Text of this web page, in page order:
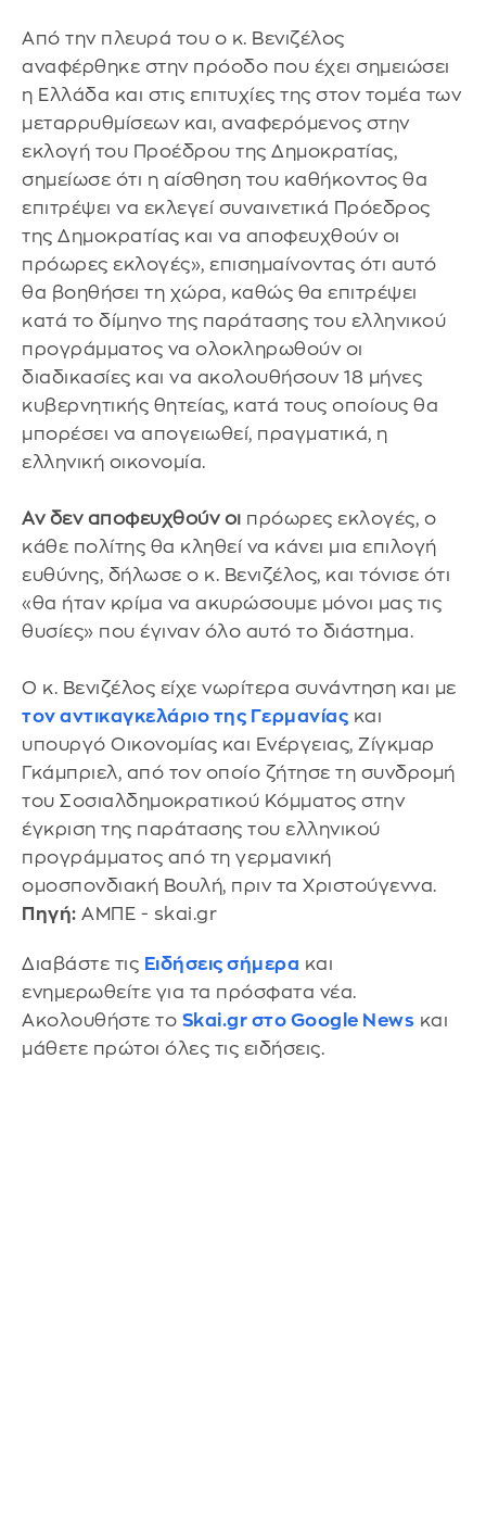
Από την πλευρά του ο κ. Βενιζέλος
αναφέρθηκε στην πρόοδο που έχει σημειώσει
η Ελλάδα και στις επιτυχίες της στον τομέα των
μεταρρυθμίσεων και, αναφερόμενος στην
εκλογή του Προέδρου της Δημοκρατίας,
σημείωσε ότι η αίσθηση του καθήκοντος θα
επιτρέψει να εκλεγεί συναινετικά Πρόεδρος
της Δημοκρατίας και να αποφευχθούν οι
πρόωρες εκλογές», επισημαίνοντας ότι αυτό
θα βοηθήσει τη χώρα, καθώς θα επιτρέψει
κατά το δίμηνο της παράτασης του ελληνικού
προγράμματος να ολοκληρωθούν οι
διαδικασίες και να ακολουθήσουν 18 μήνες
κυβερνητικής θητείας, κατά τους οποίους θα
μπορέσει να απογειωθεί, πραγματικά, η
ελληνική οικονομία.
Αν δεν αποφευχθούν οι πρόωρες εκλογές, ο
κάθε πολίτης θα κληθεί να κάνει μια επιλογή
ευθύνης, δήλωσε ο κ. Βενιζέλος, και τόνισε ότι
«θα ήταν κρίμα να ακυρώσουμε μόνοι μας τις
θυσίες» που έγιναν όλο αυτό το διάστημα.
Ο κ. Βενιζέλος είχε νωρίτερα συνάντηση και με
τον αντικαγκελάριο της Γερμανίας και
υπουργό Οικονομίας και Ενέργειας, Ζίγκμαρ
Γκάμπριελ, από τον οποίο ζήτησε τη συνδρομή
του Σοσιαλδημοκρατικού Κόμματος στην
έγκριση της παράτασης του ελληνικού
προγράμματος από τη γερμανική
ομοσπονδιακή Βουλή, πριν τα Χριστούγεννα.
Πηγή: ΑΜΠΕ - skai.gr
Διαβάστε τις Ειδήσεις σήμερα και
ενημερωθείτε για τα πρόσφατα νέα.
Ακολουθήστε το Skai.gr στο Google News και
μάθετε πρώτοι όλες τις ειδήσεις.